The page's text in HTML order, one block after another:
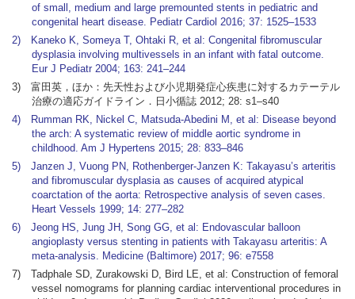
of small, medium and large premounted stents in pediatric and
congenital heart disease. Pediatr Cardiol 2016; 37: 1525–1533
2) Kaneko K, Someya T, Ohtaki R, et al: Congenital fibromuscular
dysplasia involving multivessels in an infant with fatal outcome.
Eur J Pediatr 2004; 163: 241–244
3) 富田英，ほか：先天性および小児期発症心疾患に対するカテーテル
治療の適応ガイドライン．日小循誌 2012; 28: s1–s40
4) Rumman RK, Nickel C, Matsuda-Abedini M, et al: Disease beyond
the arch: A systematic review of middle aortic syndrome in
childhood. Am J Hypertens 2015; 28: 833–846
5) Janzen J, Vuong PN, Rothenberger-Janzen K: Takayasu’s arteritis
and fibromuscular dysplasia as causes of acquired atypical
coarctation of the aorta: Retrospective analysis of seven cases.
Heart Vessels 1999; 14: 277–282
6) Jeong HS, Jung JH, Song GG, et al: Endovascular balloon
angioplasty versus stenting in patients with Takayasu arteritis: A
meta-analysis. Medicine (Baltimore) 2017; 96: e7558
7) Tadphale SD, Zurakowski D, Bird LE, et al: Construction of femoral
vessel nomograms for planning cardiac interventional procedures in